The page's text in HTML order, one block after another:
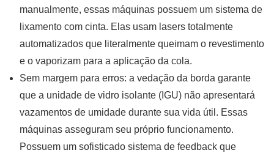
manualmente, essas máquinas possuem um sistema de
lixamento com cinta. Elas usam lasers totalmente
automatizados que literalmente queimam o revestimento
e o vaporizam para a aplicação da cola.
Sem margem para erros: a vedação da borda garante
que a unidade de vidro isolante (IGU) não apresentará
vazamentos de umidade durante sua vida útil. Essas
máquinas asseguram seu próprio funcionamento.
Possuem um sofisticado sistema de feedback que